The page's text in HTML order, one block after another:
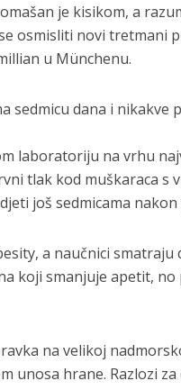
je kisikom, a
osmisliti novi tretmani
u Münchenu.
sedmicu dana i nikakve
laboratoriju na vrhu
tlak kod muškaraca s
još sedmicama
a naučnici smatraju
koji smanjuje apetit,
na velikoj
unosa hrane. Razlozi